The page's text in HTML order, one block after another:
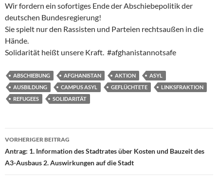
Wir fordern ein sofortiges Ende der Abschiebepolitik der
deutschen Bundesregierung!
Sie spielt nur den Rassisten und Parteien rechtsaußen in die
Hände.
Solidarität heißt unsere Kraft. #afghanistannotsafe
ABSCHIEBUNG AFGHANISTAN AKTION
ASYL
AUSBILDUNG
CAMPUS ASYL GEFLÜCHTETE
LINKSFRAKTION
REFUGEES
SOLIDARITÄT
Beitragsnavigation
VORHERIGER BEITRAG
Antrag: 1. Information des Stadtrates über Kosten und Bauzeit des
A3-Ausbaus 2. Auswirkungen auf die Stadt